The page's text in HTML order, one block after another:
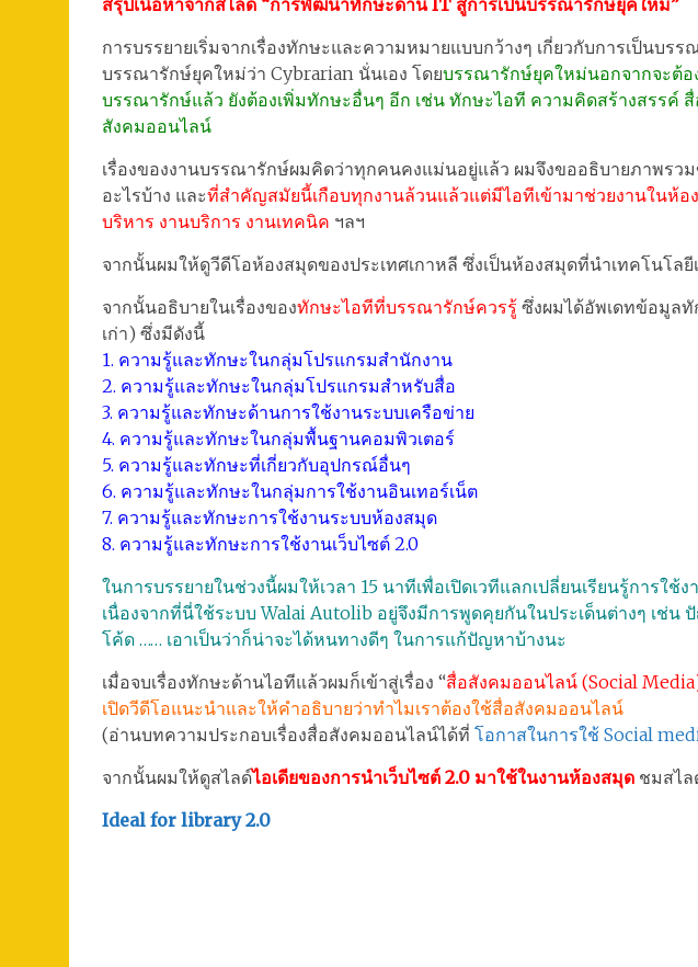
สรุปเนื้อหาจากสไลด์ “การพัฒนาทักษะด้าน IT สู่การเป็นบรรณารักษ์ยุคใหม่”
การบรรยายเริ่มจากเรื่องทักษะและความหมายแบบกว้างๆ เกี่ยวกับการเป็นบร
บรรณารักษ์ยุคใหม่ว่า Cybrarian นั่นเอง โดยบรรณารักษ์ยุคใหม่นอกจากจะต้อ
บรรณารักษ์แล้ว ยังต้องเพิ่มทักษะอื่นๆ อีก เช่น ทักษะไอที ความคิดสร้างสรรค์
สังคมออนไลน์
เรื่องของงานบรรณารักษ์ผมคิดว่าทุกคนคงแม่นอยู่แล้ว ผมจึงขออธิบายภาพรว
อะไรบ้าง และที่สำคัญสมัยนี้เกือบทุกงานล้วนแล้วแต่มีไอทีเข้ามาช่วยงานในห้อ
บริหาร งานบริการ งานเทคนิค ฯลฯ
จากนั้นผมให้ดูวีดีโอห้องสมุดของประเทศเกาหลี ซึ่งเป็นห้องสมุดที่นำเทคโนโลยี
จากนั้นอธิบายในเรื่องของทักษะไอทีที่บรรณารักษ์ควรรู้ ซึ่งผมได้อัพเดทข้อมูลทั
เก่า) ซึ่งมีดังนี้
1. ความรู้และทักษะในกลุ่มโปรแกรมสำนักงาน
2. ความรู้และทักษะในกลุ่มโปรแกรมสำหรับสื่อ
3. ความรู้และทักษะด้านการใช้งานระบบเครือข่าย
4. ความรู้และทักษะในกลุ่มพื้นฐานคอมพิวเตอร์
5. ความรู้และทักษะที่เกี่ยวกับอุปกรณ์อื่นๆ
6. ความรู้และทักษะในกลุ่มการใช้งานอินเทอร์เน็ต
7. ความรู้และทักษะการใช้งานระบบห้องสมุด
8. ความรู้และทักษะการใช้งานเว็บไซต์ 2.0
ในการบรรยายในช่วงนี้ผมให้เวลา 15 นาทีเพื่อเปิดเวทีแลกเปลี่ยนเรียนรู้การใ
เนื่องจากที่นี่ใช้ระบบ Walai Autolib อยู่จึงมีการพูดคุยกันในประเด็นต่างๆ เช่น
โค้ด …… เอาเป็นว่าก็น่าจะได้หนทางดีๆ ในการแก้ปัญหาบ้างนะ
เมื่อจบเรื่องทักษะด้านไอทีแล้วผมก็เข้าสู่เรื่อง “สื่อสังคมออนไลน์ (Social
เปิดวีดีโอแนะนำและให้คำอธิบายว่าทำไมเราต้องใช้สื่อสังคมออนไลน์
(อ่านบทความประกอบเรื่องสื่อสังคมออนไลน์ได้ที่ โอกาสในการใช้ Social
จากนั้นผมให้ดูสไลด์ไอเดียของการนำเว็บไซต์ 2.0 มาใช้ในงานห้องสมุด ชมสไล
Ideal for library 2.0